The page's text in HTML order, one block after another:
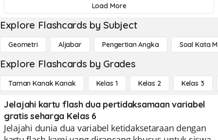
Load More
Explore Flashcards by Subject
Geometri Aljabar Pengertian Angka Soal Kata
Explore Flashcards by Grades
Taman Kanak Kanak Kelas 1 Kelas 2 Kelas 3
Jelajahi kartu flash dua pertidaksamaan variabel
gratis seharga Kelas 6
Jelajahi dunia dua variabel ketidaksetaraan dengan